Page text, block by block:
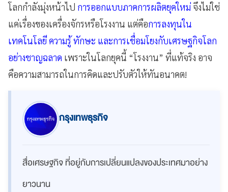
โลกกำลังมุ่งหน้าไป การออกแบบภาคการผลิตยุคใหม่ จึงไม่ใช่
แค่เรื่องของเครื่องจักรหรือโรงงาน แต่คือการลงทุนใน
เทคโนโลยี ความรู้ ทักษะ และการเชื่อมโยงกับเศรษฐกิจโลก
อย่างชาญฉลาด เพราะในโลกยุคนี้ “โรงงาน” ที่แท้จริง อาจ
คือความสามารถในการคิดและปรับตัวให้ทันอนาคต!
กรุงเทพธุรกิจ
สื่อเศรษฐกิจ ที่อยู่กับการเปลี่ยนแปลงของประเทศมาอย่าง
ยาวนาน